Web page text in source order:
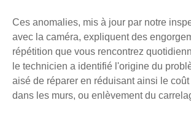
Ces anomalies, mis à jour par notre
avec la caméra, expliquent des
répétition que vous rencontrez
le technicien a identifié l'origine du
aisé de réparer en réduisant ainsi le
dans les murs, ou enlèvement du